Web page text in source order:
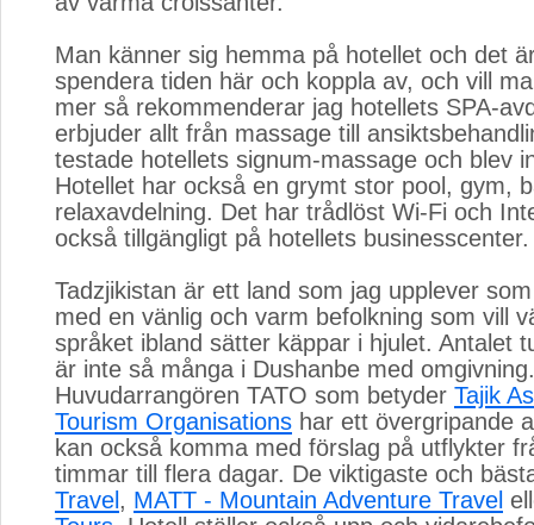
Man känner sig hemma på hotellet och det
spendera tiden här och koppla av, och vill
mer så rekommenderar jag hotellets SPA-
erbjuder allt från massage till
testade hotellets signum-massage och blev
Hotellet har också en grymt stor pool, gym,
relaxavdelning. Det har trådlöst Wi-Fi och
också tillgängligt på hotellets businesscenter.
Tadzjikistan är ett land som jag upplever
med en vänlig och varm befolkning som vill
språket ibland sätter käppar i hjulet. Antalet
är inte så många i Dushanbe med omgivning.
Huvudarrangören TATO som betyder Tajik
Tourism Organisations har ett övergripande
kan också komma med förslag på utflykter
timmar till flera dagar. De viktigaste och
Travel , MATT - Mountain Adventure Travel